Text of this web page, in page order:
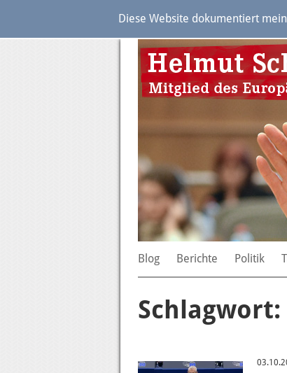
Diese Website dokumentiert
Blog Berichte Politik